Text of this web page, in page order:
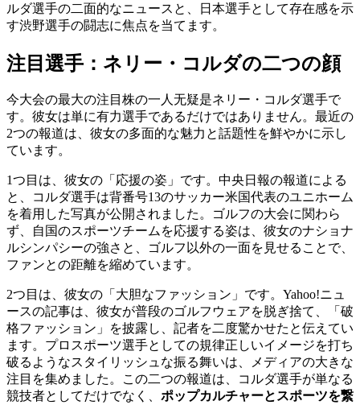
ルダ選手の二面的なニュースと、日本選手として存在感を示
す渋野選手の闘志に焦点を当てます。
注目選手：ネリー・コルダの二つの顔
今大会の最大の注目株の一人无疑是ネリー・コルダ選手で
す。彼女は単に有力選手であるだけではありません。最近の
2つの報道は、彼女の多面的な魅力と話題性を鮮やかに示し
ています。
1つ目は、彼女の「応援の姿」です。中央日報の報道による
と、コルダ選手は背番号13のサッカー米国代表のユニホーム
を着用した写真が公開されました。ゴルフの大会に関わら
ず、自国のスポーツチームを応援する姿は、彼女のナショナ
ルシンパシーの強さと、ゴルフ以外の一面を見せることで、
ファンとの距離を縮めています。
2つ目は、彼女の「大胆なファッション」です。Yahoo!ニュ
ースの記事は、彼女が普段のゴルフウェアを脱ぎ捨て、「破
格ファッション」を披露し、記者を二度驚かせたと伝えてい
ます。プロスポーツ選手としての規律正しいイメージを打ち
破るようなスタイリッシュな振る舞いは、メディアの大きな
注目を集めました。この二つの報道は、コルダ選手が単なる
競技者としてだけでなく、 ポップカルチャーとスポーツを繋